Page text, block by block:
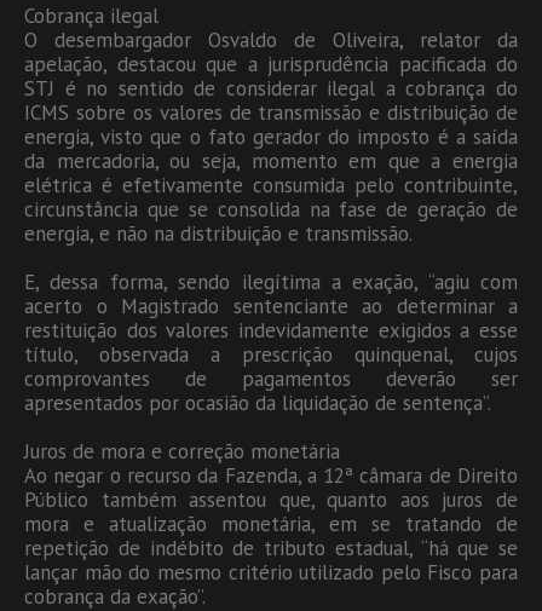
Cobrança ilegal
O desembargador Osvaldo de Oliveira, relator da
apelação, destacou que a jurisprudência pacificada do
STJ é no sentido de considerar ilegal a cobrança do
ICMS sobre os valores de transmissão e distribuição de
energia, visto que o fato gerador do imposto é a saída
da mercadoria, ou seja, momento em que a energia
elétrica é efetivamente consumida pelo contribuinte,
circunstância que se consolida na fase de geração de
energia, e não na distribuição e transmissão.
E, dessa forma, sendo ilegítima a exação, “agiu com
acerto o Magistrado sentenciante ao determinar a
restituição dos valores indevidamente exigidos a esse
título, observada a prescrição quinquenal, cujos
comprovantes de pagamentos deverão ser
apresentados por ocasião da liquidação de sentença”.
Juros de mora e correção monetária
Ao negar o recurso da Fazenda, a 12ª câmara de Direito
Público também assentou que, quanto aos juros de
mora e atualização monetária, em se tratando de
repetição de indébito de tributo estadual, “há que se
lançar mão do mesmo critério utilizado pelo Fisco para
cobrança da exação”.